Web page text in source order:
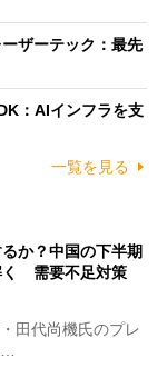
ザーテック：最先
：AIインフラを支
一覧を見る
か？中国の下半期
く 需要不足対策
田代尚機氏のプレ